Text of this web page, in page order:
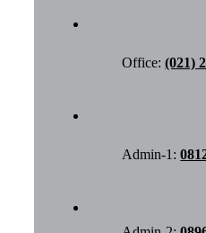
Office:(021)
Admin-1: